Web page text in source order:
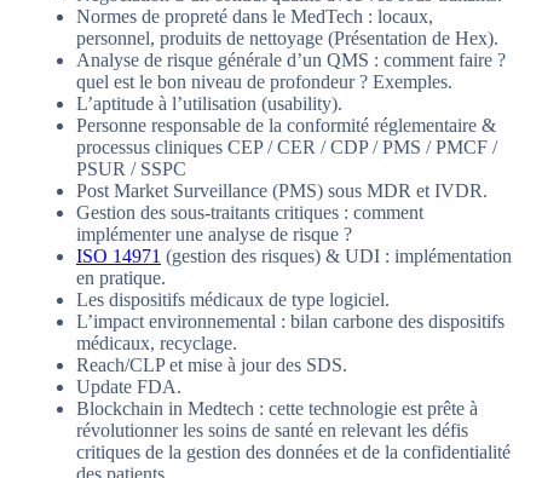
Normes de propreté dans le MedTech : locaux,
personnel, produits de nettoyage (Présentation de Hex).
Analyse de risque générale d’un QMS : comment faire ?
quel est le bon niveau de profondeur ? Exemples.
L’aptitude à l’utilisation (usability).
Personne responsable de la conformité réglementaire &
processus cliniques CEP / CER / CDP / PMS / PMCF /
PSUR / SSPC
Post Market Surveillance (PMS) sous MDR et IVDR.
Gestion des sous-traitants critiques : comment
implémenter une analyse de risque ?
ISO 14971 (gestion des risques) & UDI : implémentation
en pratique.
Les dispositifs médicaux de type logiciel.
L’impact environnemental : bilan carbone des dispositifs
médicaux, recyclage.
Reach/CLP et mise à jour des SDS.
Update FDA.
Blockchain in Medtech : cette technologie est prête à
révolutionner les soins de santé en relevant les défis
critiques de la gestion des données et de la confidentialité
des patients.